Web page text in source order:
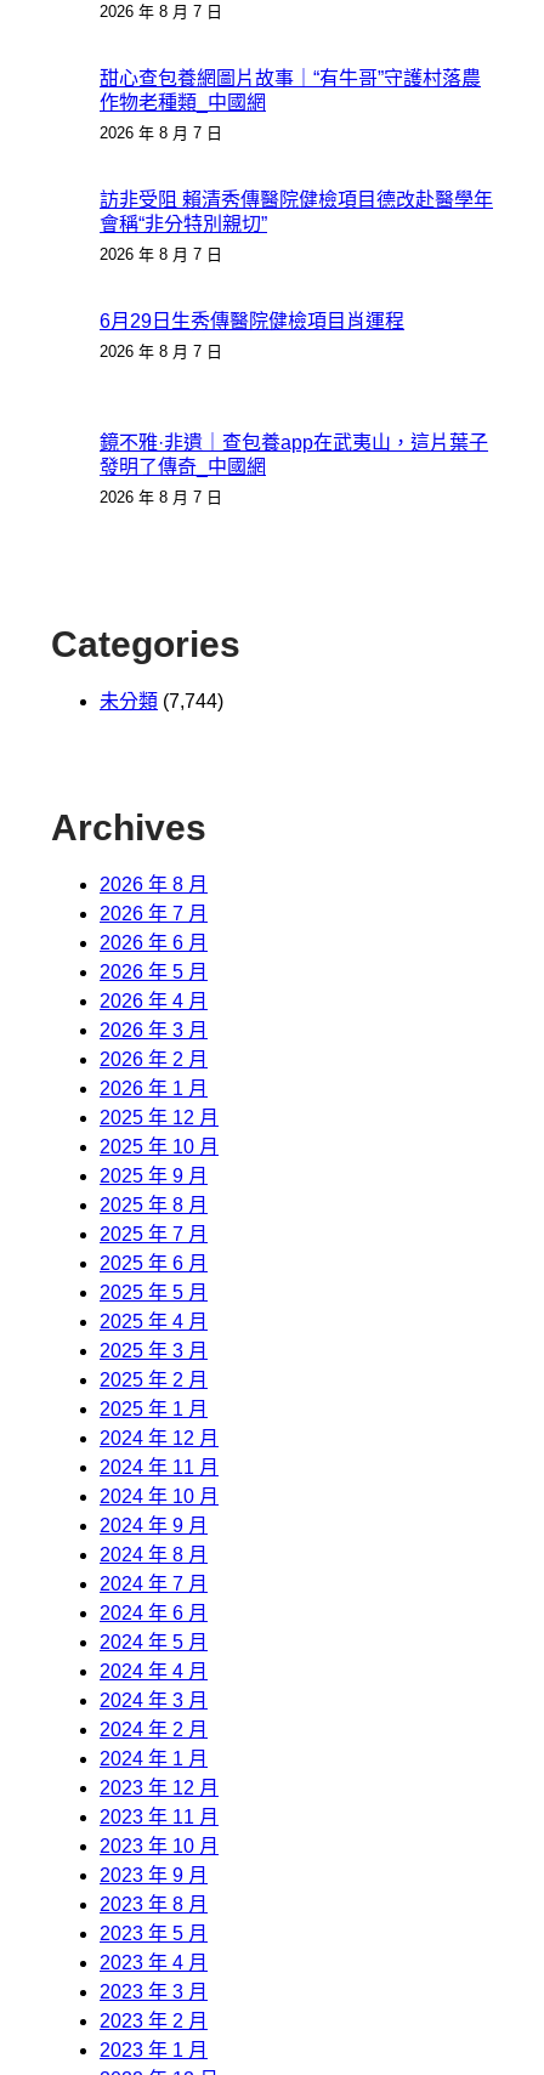
2026 年 8 月 7 日
甜心查包養網圖片故事｜“有牛哥”守護村落農
作物老種類_中國網
2026 年 8 月 7 日
訪非受阻 賴清秀傳醫院健檢項目德改赴醫學年
會稱“非分特別親切”
2026 年 8 月 7 日
6月29日生秀傳醫院健檢項目肖運程
2026 年 8 月 7 日
鏡不雅·非遺｜查包養app在武夷山，這片葉子
發明了傳奇_中國網
2026 年 8 月 7 日
Categories
未分類 (7,744)
Archives
2026 年 8 月
2026 年 7 月
2026 年 6 月
2026 年 5 月
2026 年 4 月
2026 年 3 月
2026 年 2 月
2026 年 1 月
2025 年 12 月
2025 年 10 月
2025 年 9 月
2025 年 8 月
2025 年 7 月
2025 年 6 月
2025 年 5 月
2025 年 4 月
2025 年 3 月
2025 年 2 月
2025 年 1 月
2024 年 12 月
2024 年 11 月
2024 年 10 月
2024 年 9 月
2024 年 8 月
2024 年 7 月
2024 年 6 月
2024 年 5 月
2024 年 4 月
2024 年 3 月
2024 年 2 月
2024 年 1 月
2023 年 12 月
2023 年 11 月
2023 年 10 月
2023 年 9 月
2023 年 8 月
2023 年 5 月
2023 年 4 月
2023 年 3 月
2023 年 2 月
2023 年 1 月